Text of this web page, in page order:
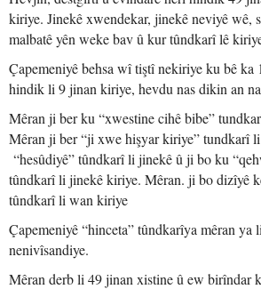
kiriye. Jinekê xwendekar, jinekê neviyê wê,
malbatê yên weke bav û kur tûndkarî lê
Çapemeniyê behsa wî tiştî nekiriye ku bê ka
hindik li 9 jinan kiriye, hevdu nas dikin an
Mêran ji ber ku “xwestine cihê bibe”
Mêran ji ber “ji xwe hişyar kiriye” tundkarî
“hesûdiyê” tûndkarî li jinekê û ji bo ku
tûndkarî li jinekê kiriye. Mêran. ji bo dizîyê
tûndkarî li wan kiriye
Çapemeniyê “hinceta” tûndkarîya mêran ya
nenivîsandiye.
Mêran derb li 49 jinan xistine û ew birîndar